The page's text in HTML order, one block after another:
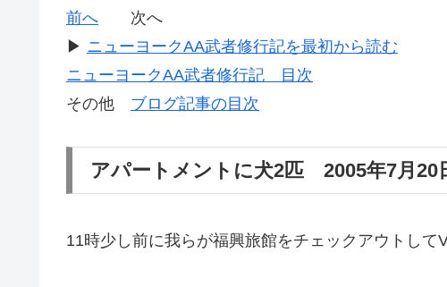
前へ 次へ
▶ ニューヨークAA武者修行記を最初から読む
ニューヨークAA武者修行記 目次
その他 ブログ記事の目次
アパートメントに犬2匹 2005年7月20
11時少し前に我らが福興旅館をチェックアウトして